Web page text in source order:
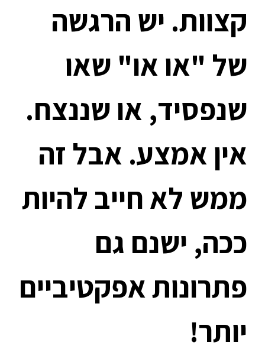
קצוות. יש הרגשה
של "או או" שאו
שנפסיד, או שננצח.
אין אמצע. אבל זה
ממש לא חייב להיות
ככה, ישנם גם
פתרונות אפקטיביים
יותר!